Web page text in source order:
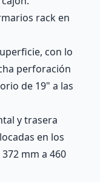
rack en
con lo
perforación
de 19" a las
y trasera
en los
mm a 460